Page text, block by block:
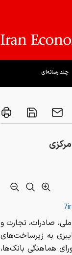
چند رسانه‌ای
صادرات، تجارت و
به زیرساخت‌های
هماهنگی بانک‌ها،